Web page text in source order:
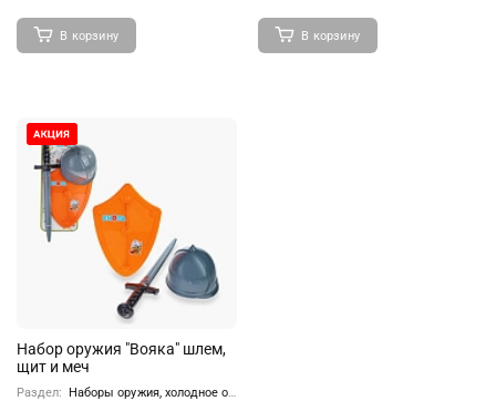
В корзину В корзину
Набор оружия "Вояка" шлем,
щит и меч
Раздел:
Наборы оружия, холодное оружие